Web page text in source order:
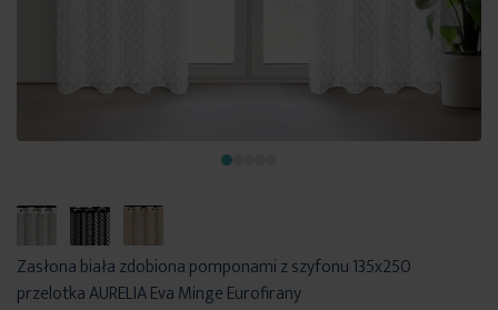
Zasłona biała zdobiona pomponami z szyfonu 135x250
przelotka AURELIA Eva Minge Eurofirany